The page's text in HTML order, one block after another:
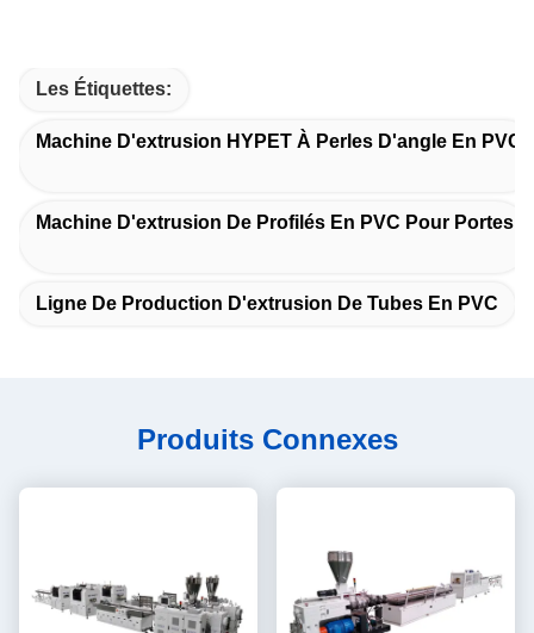
Les Étiquettes:
Machine D'extrusion HYPET À Perles D'angle En PVC
Machine D'extrusion De Profilés En PVC Pour Portes
Ligne De Production D'extrusion De Tubes En PVC
Produits Connexes